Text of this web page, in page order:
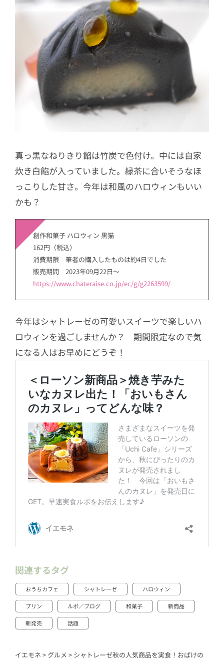
真っ黒なねりきり餡は竹炭で色付け。中には自家
炊き白餡が入っていました。緑茶に合いそうなほ
っこりした甘さ。今年は和風のハロウィンもいい
かも？
創作和菓子 ハロウィン 黒猫
162円（税込）
消費期限 筆者の購入したものは約4日でした
販売期間 2023年09月22日～
https://www.chateraise.co.jp/ec/g/g2263599/
今年はシャトレーゼの可愛いスイーツで楽しいハ
ロウィンを過ごしませんか？ 期間限定なので気
になる人はお早めにどうぞ！
関連するタグ
おうちカフェ シャトレーゼ ハロウィン
プリン ルポ／ブログ 和菓子 新商品
新発売 話題
イエモネ > グルメ > シャトレーゼ秋の人気商品を実食！おばけの